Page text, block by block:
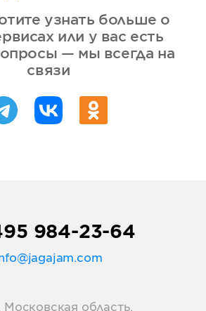
узнать больше о
или у вас есть
— мы всегда на
связи
984-23-64
Московская область,